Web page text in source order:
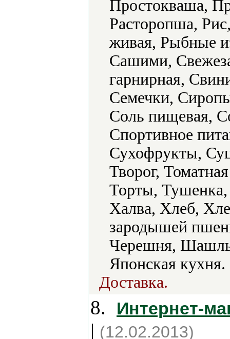
Простокваша,
Расторопша,
живая, Рыбные
Сашими,
гарнирная,
Семечки,
Соль пищевая,
Спортивное
Сухофрукты,
Творог,
Торты,
Халва, Хлеб,
зародышей
Черешня,
Японская кухня.
Доставка.
8. Интернет-
| (12.02.2013)